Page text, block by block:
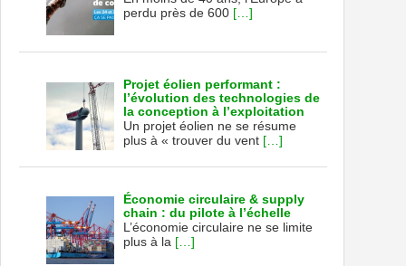
perdu près de 600 […]
Projet éolien performant :
l’évolution des technologies de
la conception à l’exploitation
Un projet éolien ne se résume
plus à « trouver du vent […]
Économie circulaire & supply
chain : du pilote à l’échelle
L’économie circulaire ne se limite
plus à la […]